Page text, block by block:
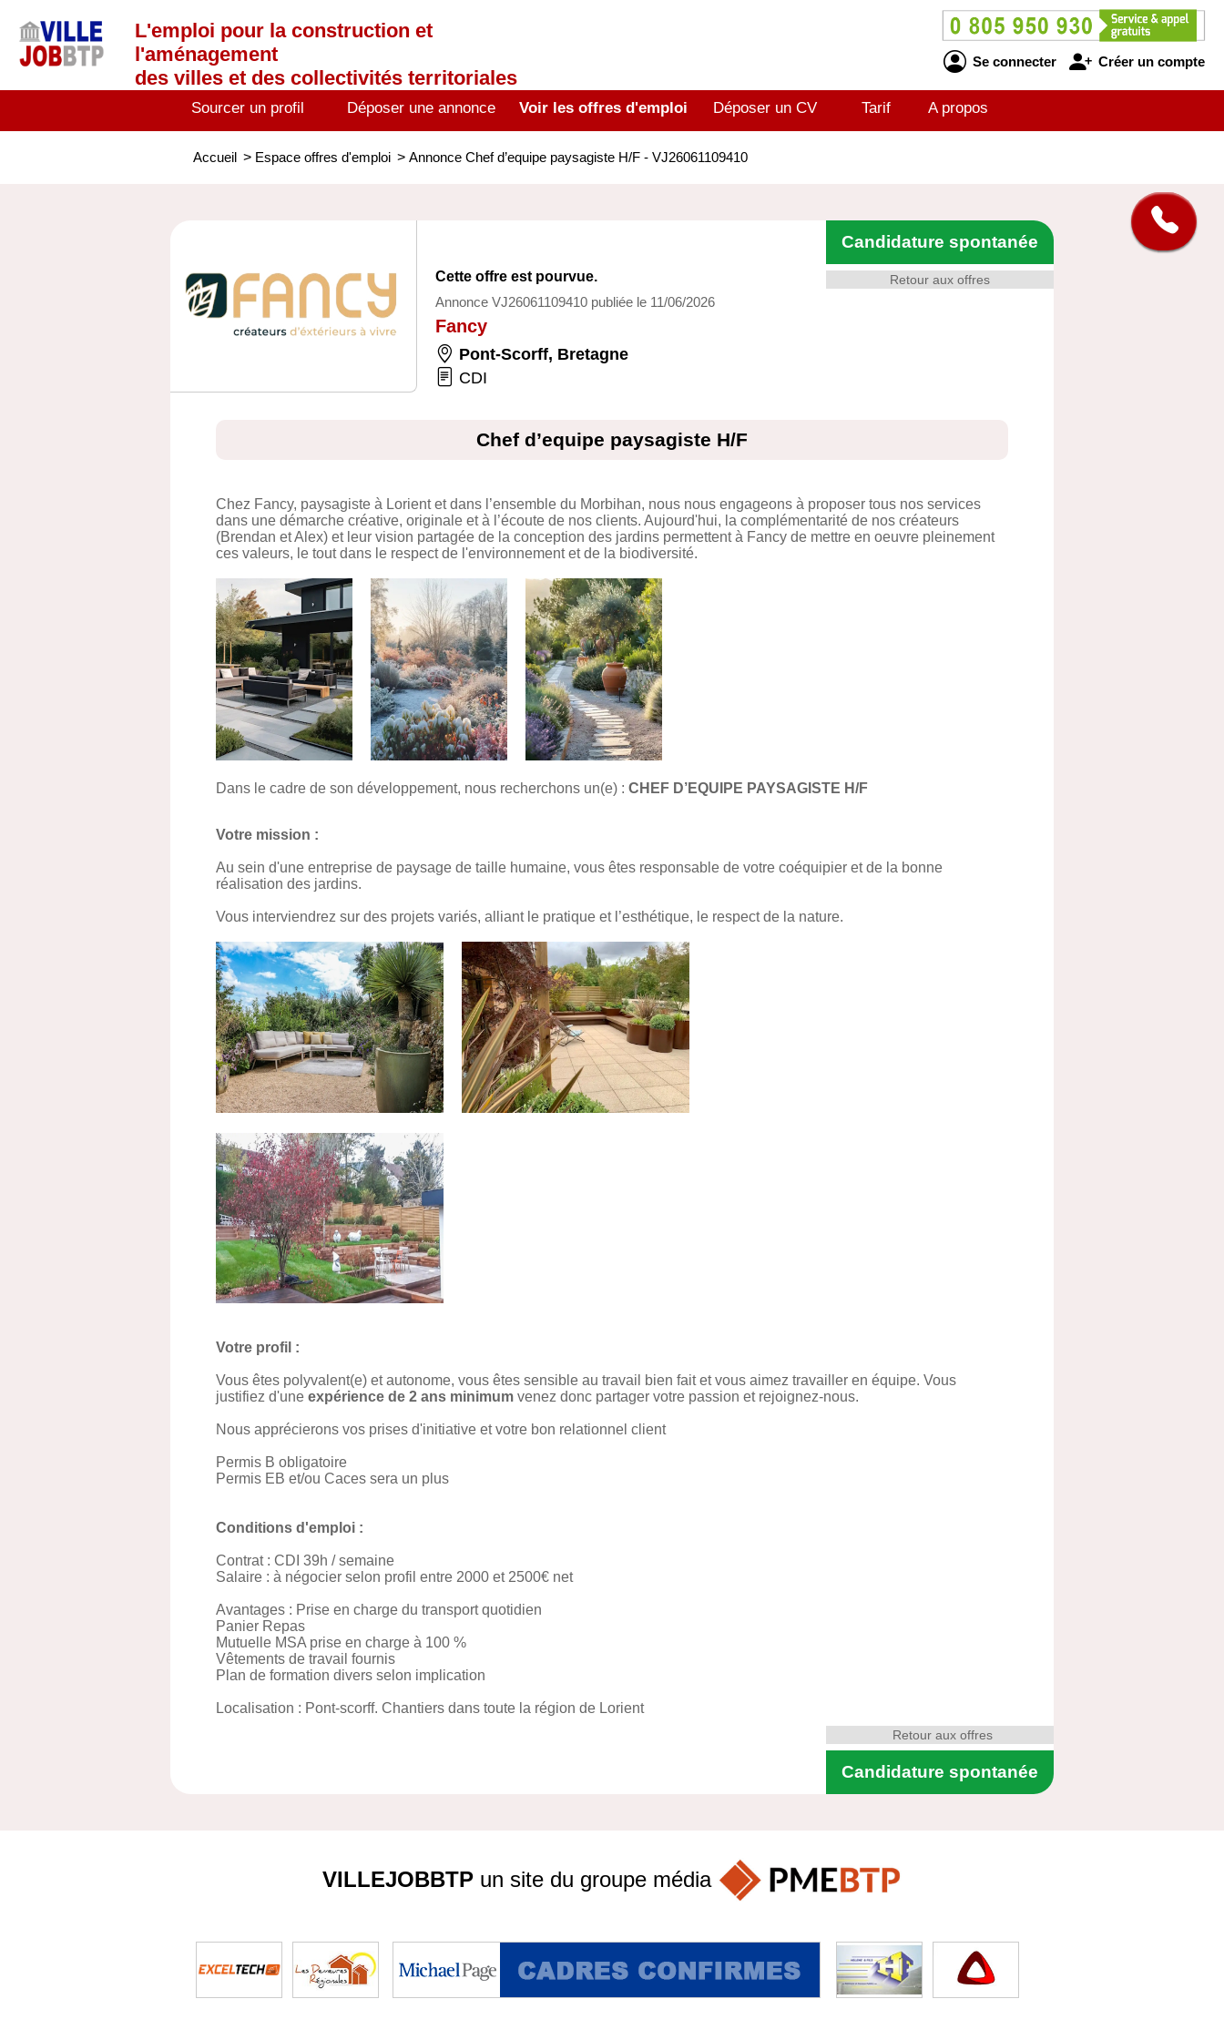
L'emploi pour la construction et
l'aménagement
des villes et des collectivités territoriales
Se connecter Créer un compte
Sourcer un profil Déposer une annonce Voir les offres d'emploi Déposer un CV Tarif A propos
Accueil > Espace offres d'emploi > Annonce Chef d’equipe paysagiste H/F - VJ26061109410
Retour aux offres
Candidature spontanée
Cette offre est pourvue.
Annonce VJ26061109410 publiée le 11/06/2026
Fancy
Pont-Scorff, Bretagne
CDI
Chef d’equipe paysagiste H/F
Chez Fancy, paysagiste à Lorient et dans l’ensemble du Morbihan, nous nous engageons à proposer tous nos services
dans une démarche créative, originale et à l’écoute de nos clients. Aujourd'hui, la complémentarité de nos créateurs
(Brendan et Alex) et leur vision partagée de la conception des jardins permettent à Fancy de mettre en oeuvre pleinement
ces valeurs, le tout dans le respect de l'environnement et de la biodiversité.
Dans le cadre de son développement, nous recherchons un(e) : CHEF D’EQUIPE PAYSAGISTE H/F
Votre mission :
Au sein d'une entreprise de paysage de taille humaine, vous êtes responsable de votre coéquipier et de la bonne
réalisation des jardins.
Vous interviendrez sur des projets variés, alliant le pratique et l’esthétique, le respect de la nature.
Votre profil :
Vous êtes polyvalent(e) et autonome, vous êtes sensible au travail bien fait et vous aimez travailler en équipe. Vous
justifiez d'une expérience de 2 ans minimum venez donc partager votre passion et rejoignez-nous.
Nous apprécierons vos prises d'initiative et votre bon relationnel client
Permis B obligatoire
Permis EB et/ou Caces sera un plus
Conditions d'emploi :
Contrat : CDI 39h / semaine
Salaire : à négocier selon profil entre 2000 et 2500€ net
Avantages : Prise en charge du transport quotidien
Panier Repas
Mutuelle MSA prise en charge à 100 %
Vêtements de travail fournis
Plan de formation divers selon implication
Localisation : Pont-scorff. Chantiers dans toute la région de Lorient
Candidature spontanée
Retour aux offres
VILLEJOBBTPun site du groupe média